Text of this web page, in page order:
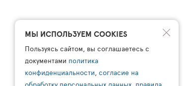
МЫ ИСПОЛЬЗУЕМ COOKIES
Пользуясь сайтом, вы соглашаетесь с
документами политика
конфиденциальности, согласие на